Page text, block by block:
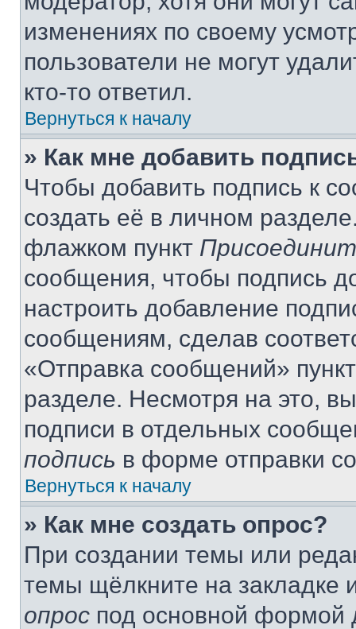
изменениях по своему
пользователи не могут
кто-то ответил.
Вернуться к началу
» Как мне добавить
Чтобы добавить подпись к
создать её в личном
флажком пункт
сообщения, чтобы подпись
настроить добавление
сообщениям, сделав
«Отправка сообщений»
разделе. Несмотря на это,
подписи в отдельных
подпись в форме отправки
Вернуться к началу
» Как мне создать опрос?
При создании темы или
темы щёлкните на
опрос под основной формой